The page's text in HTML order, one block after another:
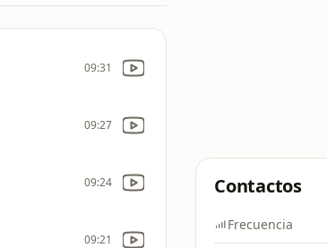
09:31
09:27
09:24
09:21
Contactos
Frecuencia